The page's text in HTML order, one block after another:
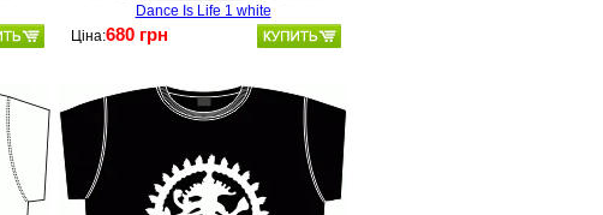
Dance Is Life 1 white
Ціна:680 грн